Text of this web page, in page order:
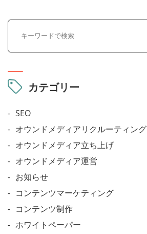
カテゴリー
SEO
オウンドメディアリクルーティング
オウンドメディア立ち上げ
オウンドメディア運営
お知らせ
コンテンツマーケティング
コンテンツ制作
ホワイトペーパー